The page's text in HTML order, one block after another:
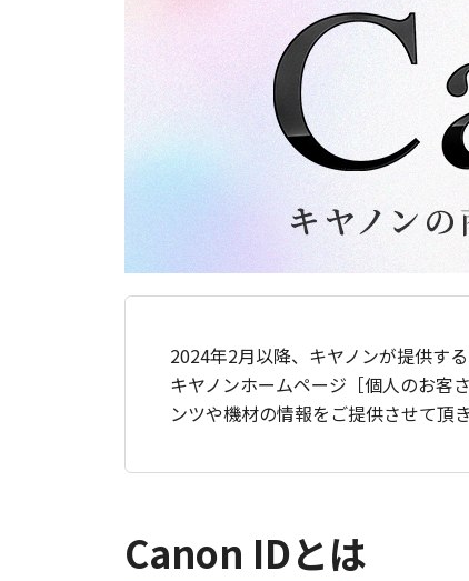
2024年2月以降、キヤノンが提供す
キヤノンホームページ［個人のお客
ンツや機材の情報をご提供させて頂き
Canon IDとは